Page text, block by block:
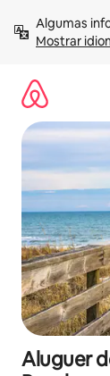
para
Mostrar
Aluguer